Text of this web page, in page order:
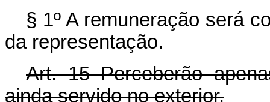
§ 1º A remuneração será
da representação.
Art.15 Perceberão
ainda servido no exterior.